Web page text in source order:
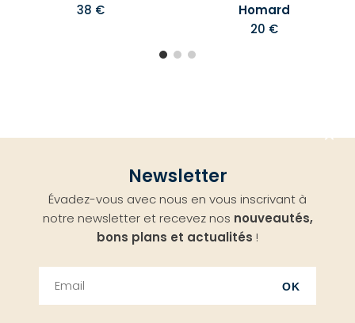
38 €
Homard
20 €
Newsletter
Évadez-vous avec nous en vous inscrivant à
notre newsletter et recevez nos nouveautés,
bons plans et actualités !
OK